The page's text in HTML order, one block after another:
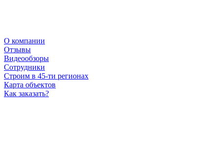
О компании
Отзывы
Видеообзоры
Сотрудники
Строим в 45-ти регионах
Карта объектов
Как заказать?